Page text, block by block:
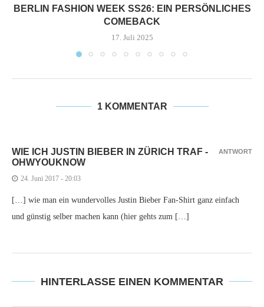
BERLIN FASHION WEEK SS26: EIN PERSÖNLICHES
COMEBACK
17. Juli 2025
1 KOMMENTAR
WIE ICH JUSTIN BIEBER IN ZÜRICH TRAF -
OHWYOUKNOW
24. Juni 2017 - 20:03
[…] wie man ein wundervolles Justin Bieber Fan-Shirt ganz einfach
und günstig selber machen kann (hier gehts zum […]
ANTWORT
HINTERLASSE EINEN KOMMENTAR